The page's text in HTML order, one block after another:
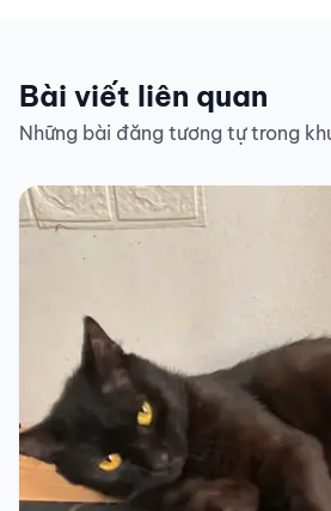
Bài viết liên quan
Những bài đăng tương tự trong